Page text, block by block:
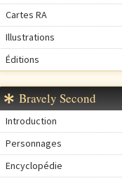
Cartes RA
Illustrations
Éditions
Bravely Second
Introduction
Personnages
Encyclopédie